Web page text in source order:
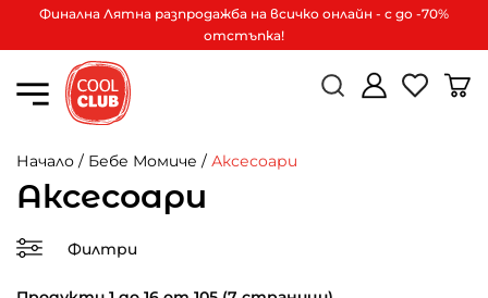
Финална Лятна разпродажба на всичко онлайн - с до -70%
отстъпка!
Начало / Бебе Момиче / Аксесoари
Аксесoари
Филтри